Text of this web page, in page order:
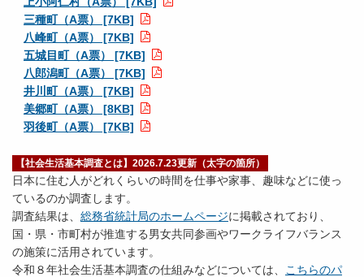
三種町（A票） [7KB]
八峰町（A票） [7KB]
五城目町（A票） [7KB]
八郎潟町（A票） [7KB]
井川町（A票） [7KB]
美郷町（A票） [8KB]
羽後町（A票） [7KB]
【社会生活基本調査とは】2026.7.23更新（太字の箇所）
日本に住む人がどれくらいの時間を仕事や家事、趣味などに使っ
ているのか調査します。
調査結果は、 総務省統計局のホームページに掲載されており、
国・県・市町村が推進する男女共同参画やワークライフバランス
の施策に活用されています。
令和８年社会生活基本調査の仕組みなどについては、
こちらのパ